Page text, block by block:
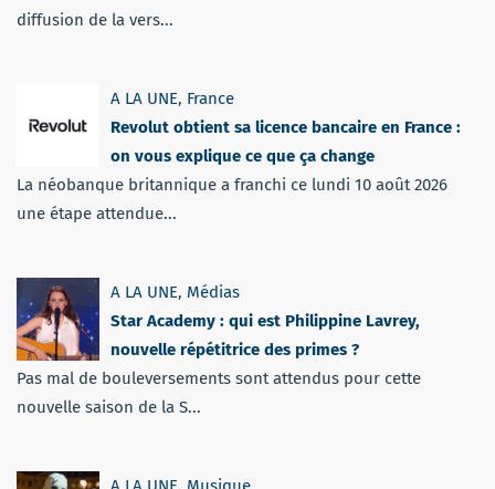
diffusion de la vers...
A LA UNE, France
Revolut obtient sa licence bancaire en France :
on vous explique ce que ça change
La néobanque britannique a franchi ce lundi 10 août 2026
une étape attendue...
A LA UNE, Médias
Star Academy : qui est Philippine Lavrey,
nouvelle répétitrice des primes ?
Pas mal de bouleversements sont attendus pour cette
nouvelle saison de la S...